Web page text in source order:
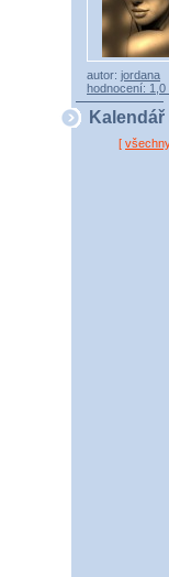
autor: jordana
hodnocení: 1,0
Kalendář
[